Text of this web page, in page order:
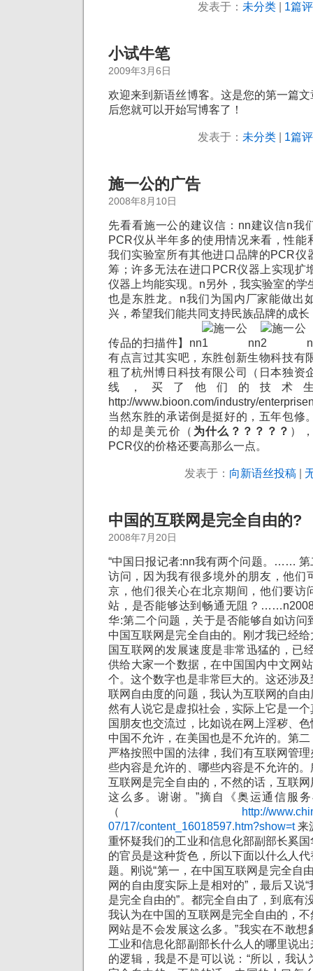
发表于： 未分类 1篇
小试牛笔
2009年3月6日
欢迎来到新语丝博客。这是您的第一篇
后您就可以开始写博客了！
发表于： 未分类 1篇
施一公的广告
2008年8月10日
先看看施一公的建议信：nn建议信n我
PCR仪从半年多的使用情况来看，性能
我们实验室所有其他进口品牌的PCR仪
筹；许多无法在进口PCR仪器上实现扩
仪器上均能实现。n另外，我实验室的学
也是东胜龙。n我们为国内厂家能做出
兴，希望我们能共同支持民族品牌的成
传品的扫描件】nn nn
有点言过其实吧，东胜创新生物科技有
租了杭州博日科技有限公司（日本独资
线，买了他们的技术
http://www.bioon.com/industry/
当然东胜的承诺倒是挺好的，五年包修
的却是美元价（ 为什么？？？？？ ）
PCR仪的价格还要高那么一点。
发表于： 向新语丝投稿|
中国的互联网是完全自由的?
2008年7月20日
“中国日报记者:nn我有两个问题。…… 第
访问，因为我有很多境外的朋友，他们
京，他们很关心在北京期间，他们要访
站，是否能够达到畅通无阻？
华:第二个问题，关于是否能够自如访问
中国互联网是完全自由的。刚才我已经
国互联网的发展速度是非常迅猛的，已
供给大家一个数据，在中国国内中文网
个。这个数字也是非常巨大的。这还涉
联网自由度的问题，我认为互联网的自
然有人说它是虚拟社会，实际上它是一
国朋友也交流过，比如说在网上淫秽、
中国不允许，在美国也是不允许的。第
严格按照中国的法律，我们有互联网管
些内容是允许的、哪些内容是不允许的
互联网是完全自由的，不然的话，互联
这么多。谢谢。”摘自《奥运通信服
（
http://
07/17/content_16018597.htm?show=t来
重怀疑我们的工业和信息化部副部长奚
的官员是这种货色，所以下面以什么人
题。刚说“第一，在中国互联网是完全自
网的自由度实际上是相对的”，最后又说
是完全自由的”。都完全自由了，到底有
我认为在中国的互联网是完全自由的，
网站是不会发展这么多。”我实在不敢
工业和信息化部副部长什么人的哪里说
的逻辑，我是不是可以说：“所以，我